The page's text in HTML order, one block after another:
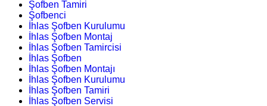
Şofben Tamiri
Şofbenci
İhlas Şofben Kurulumu
İhlas Şofben Montaj
İhlas Şofben Tamircisi
İhlas Şofben
İhlas Şofben Montajı
İhlas Şofben Kurulumu
İhlas Şofben Tamiri
İhlas Şofben Servisi